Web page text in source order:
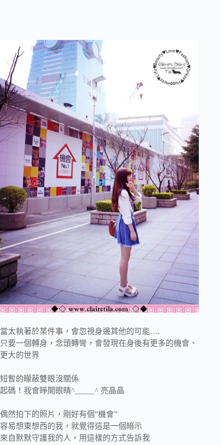
當太執著於某件事，會忽視身邊其他的可能….
只要一個轉身，念頭轉彎，會發現在身後有更多的機會、
更大的世界
短暫的矇蔽雙眼沒關係
起碼！我會睜開眼睛^_____^ 亮晶晶
偶然拍下的照片，剛好有個”機會”
容易想東想西的我，就覺得這是一個暗示
來自默默守護我的人，用這樣的方式告訴我